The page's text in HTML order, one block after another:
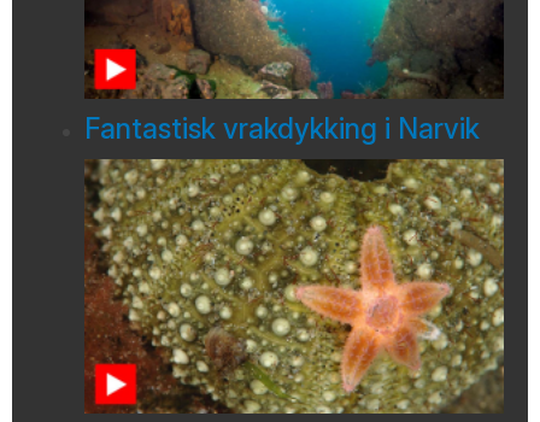
Fantastisk vrakdykking i Narvik